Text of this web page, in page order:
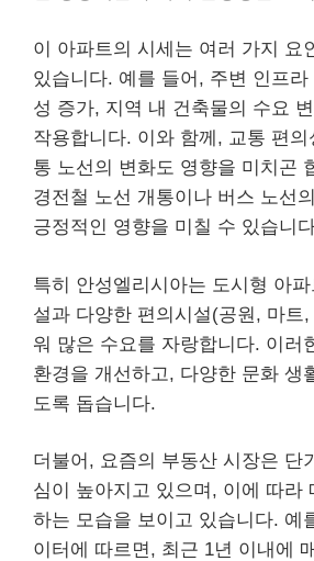
이 아파트의 시세는 여러 가지 요
있습니다. 예를 들어, 주변 인프라
성 증가, 지역 내 건축물의 수요
작용합니다. 이와 함께, 교통 편
통 노선의 변화도 영향을 미치곤
경전철 노선 개통이나 버스 노선
긍정적인 영향을 미칠 수 있습니
특히 안성엘리시아는 도시형 아
설과 다양한 편의시설(공원, 마트
워 많은 수요를 자랑합니다. 이러
환경을 개선하고, 다양한 문화 생
도록 돕습니다.
더불어, 요즘의 부동산 시장은 단
심이 높아지고 있으며, 이에 따라
하는 모습을 보이고 있습니다. 예
이터에 따르면, 최근 1년 이내에